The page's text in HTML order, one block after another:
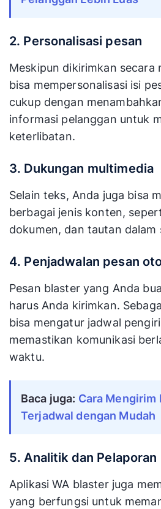
2. Personalisasi pesan
Meskipun dikirimkan secara
bisa mempersonalisasi isi
cukup dengan
informasi pelanggan untuk
keterlibatan.
3. Dukungan multimedia
Selain teks, Anda juga bisa
berbagai jenis konten,
dokumen, dan tautan dalam
4. Penjadwalan pesan
Pesan blaster yang Anda
harus Anda kirimkan.
bisa mengatur jadwal
memastikan komunikasi
waktu.
Baca juga: Cara Mengirim
Terjadwal dengan Mudah
5. Analitik dan Pelaporan
Aplikasi WA blaster juga
yang berfungsi untuk